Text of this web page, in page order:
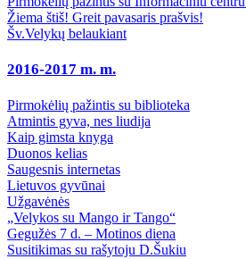
Žiema štiš! Greit pavasaris prašvis!
Šv.Velykų belaukiant
2016-2017 m. m.
Pirmokėlių pažintis su biblioteka
Atmintis gyva, nes liudija
Kaip gimsta knyga
Duonos kelias
Saugesnis internetas
Lietuvos gyvūnai
Užgavėnės
„Velykos su Mango ir Tango“
Gegužės 7 d. – Motinos diena
Susitikimas su rašytoju D.Šukiu